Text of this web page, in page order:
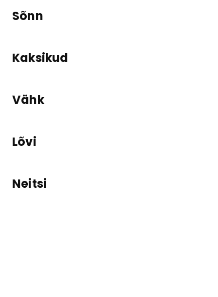
Sõnn
Kaksikud
Vähk
Lõvi
Neitsi